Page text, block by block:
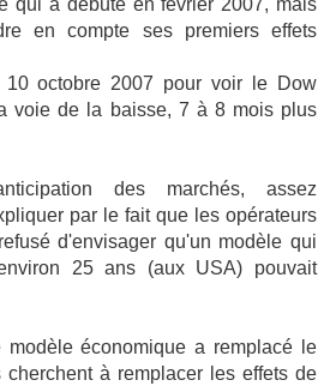
qui a débuté en février 2007, mais
en compte ses premiers effets
10 octobre 2007 pour voir le Dow
voie de la baisse, 7 à 8 mois plus
des marchés, assez
par le fait que les opérateurs
d'envisager qu'un modèle qui
25 ans (aux USA) pouvait
modèle économique a remplacé le
cherchent à remplacer les effets de